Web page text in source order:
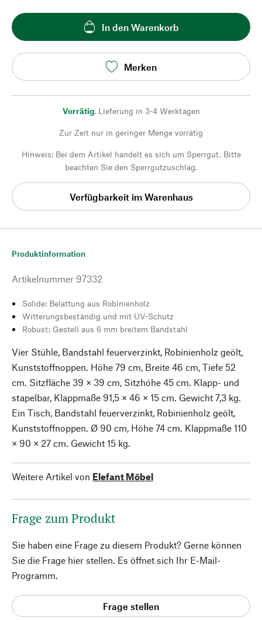
In den Warenkorb
Merken
Vorrätig, Lieferung in 3-4 Werktagen
Zur Zeit nur in geringer Menge vorrätig
Hinweis: Bei dem Artikel handelt es sich um Sperrgut. Bitte
beachten Sie den Sperrgutzuschlag.
Verfügbarkeit im Warenhaus
Produktinformation
Artikelnummer 97332
Solide: Belattung aus Robinienholz
Witterungsbeständig und mit UV-Schutz
Robust: Gestell aus 6 mm breitem Bandstahl
Vier Stühle, Bandstahl feuerverzinkt, Robinienholz geölt,
Kunststoffnoppen. Höhe 79 cm, Breite 46 cm, Tiefe 52
cm. Sitzfläche 39 × 39 cm, Sitzhöhe 45 cm. Klapp- und
stapelbar, Klappmaße 91,5 × 46 × 15 cm. Gewicht 7,3 kg.
Ein Tisch, Bandstahl feuerverzinkt, Robinienholz geölt,
Kunststoffnoppen. Ø 90 cm, Höhe 74 cm. Klappmaße 110
× 90 × 27 cm. Gewicht 15 kg.
Weitere Artikel von Elefant Möbel
Frage zum Produkt
Sie haben eine Frage zu diesem Produkt? Gerne können
Sie die Frage hier stellen. Es öffnet sich Ihr E-Mail-
Programm.
Frage stellen